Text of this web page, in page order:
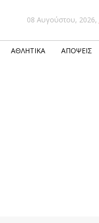
08 Αυγούστου, 2026,
ΑΘΛΗΤΙΚΆ ΑΠΌΨΕΙΣ